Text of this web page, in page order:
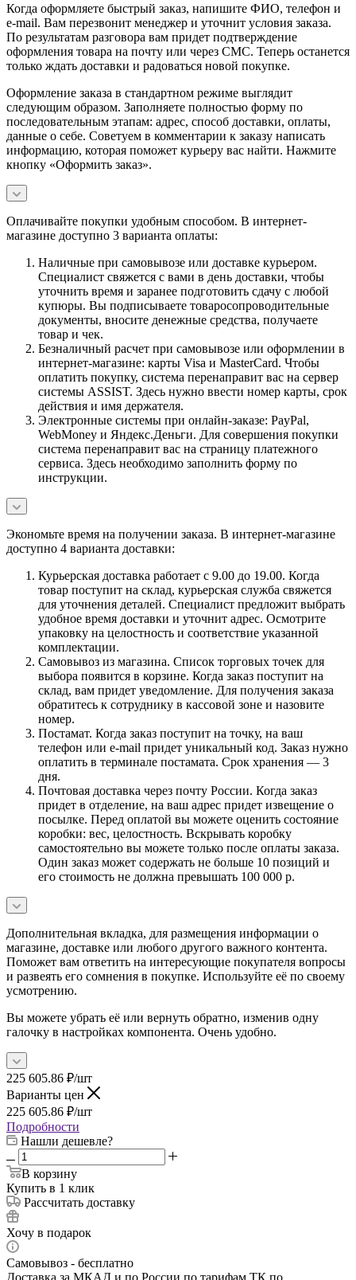
Когда оформляете быстрый заказ, напишите ФИО, телефон и
e-mail. Вам перезвонит менеджер и уточнит условия заказа.
По результатам разговора вам придет подтверждение
оформления товара на почту или через СМС. Теперь останется
только ждать доставки и радоваться новой покупке.
Оформление заказа в стандартном режиме выглядит
следующим образом. Заполняете полностью форму по
последовательным этапам: адрес, способ доставки, оплаты,
данные о себе. Советуем в комментарии к заказу написать
информацию, которая поможет курьеру вас найти. Нажмите
кнопку «Оформить заказ».
Оплачивайте покупки удобным способом. В интернет-
магазине доступно 3 варианта оплаты:
Наличные при самовывозе или доставке курьером.
Специалист свяжется с вами в день доставки, чтобы
уточнить время и заранее подготовить сдачу с любой
купюры. Вы подписываете товаросопроводительные
документы, вносите денежные средства, получаете
товар и чек.
Безналичный расчет при самовывозе или оформлении в
интернет-магазине: карты Visa и MasterCard. Чтобы
оплатить покупку, система перенаправит вас на сервер
системы ASSIST. Здесь нужно ввести номер карты, срок
действия и имя держателя.
Электронные системы при онлайн-заказе: PayPal,
WebMoney и Яндекс.Деньги. Для совершения покупки
система перенаправит вас на страницу платежного
сервиса. Здесь необходимо заполнить форму по
инструкции.
Экономьте время на получении заказа. В интернет-магазине
доступно 4 варианта доставки:
Курьерская доставка работает с 9.00 до 19.00. Когда
товар поступит на склад, курьерская служба свяжется
для уточнения деталей. Специалист предложит выбрать
удобное время доставки и уточнит адрес. Осмотрите
упаковку на целостность и соответствие указанной
комплектации.
Самовывоз из магазина. Список торговых точек для
выбора появится в корзине. Когда заказ поступит на
склад, вам придет уведомление. Для получения заказа
обратитесь к сотруднику в кассовой зоне и назовите
номер.
Постамат. Когда заказ поступит на точку, на ваш
телефон или e-mail придет уникальный код. Заказ нужно
оплатить в терминале постамата. Срок хранения — 3
дня.
Почтовая доставка через почту России. Когда заказ
придет в отделение, на ваш адрес придет извещение о
посылке. Перед оплатой вы можете оценить состояние
коробки: вес, целостность. Вскрывать коробку
самостоятельно вы можете только после оплаты заказа.
Один заказ может содержать не больше 10 позиций и
его стоимость не должна превышать 100 000 р.
Дополнительная вкладка, для размещения информации о
магазине, доставке или любого другого важного контента.
Поможет вам ответить на интересующие покупателя вопросы
и развеять его сомнения в покупке. Используйте её по своему
усмотрению.
Вы можете убрать её или вернуть обратно, изменив одну
галочку в настройках компонента. Очень удобно.
225 605.86 ₽/шт
Варианты цен
225 605.86 ₽/шт
Подробности
Нашли дешевле?
В корзину
Купить в 1 клик
Рассчитать доставку
Хочу в подарок
Самовывоз - бесплатно
Доставка за МКАД и по России по тарифам ТК по